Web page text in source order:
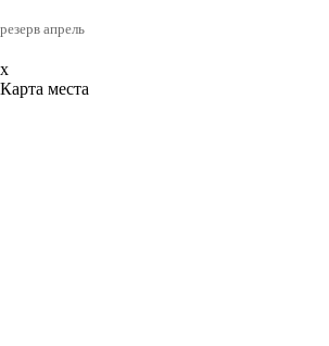
резерв апрель
x
Карта места